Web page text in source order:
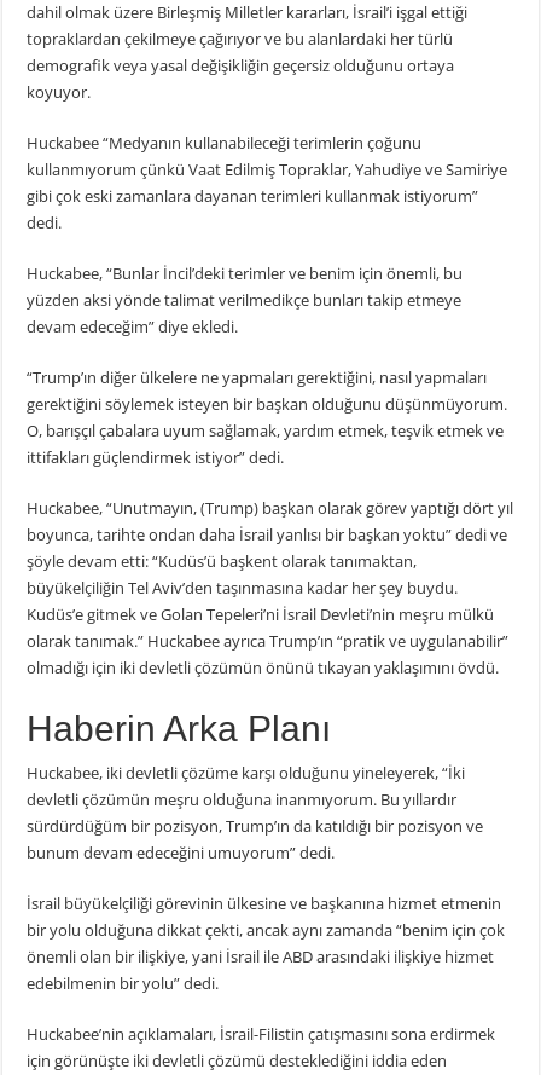
dahil olmak üzere Birleşmiş Milletler kararları, İsrail’i işgal ettiği
topraklardan çekilmeye çağırıyor ve bu alanlardaki her türlü
demografik veya yasal değişikliğin geçersiz olduğunu ortaya
koyuyor.
Huckabee “Medyanın kullanabileceği terimlerin çoğunu
kullanmıyorum çünkü Vaat Edilmiş Topraklar, Yahudiye ve Samiriye
gibi çok eski zamanlara dayanan terimleri kullanmak istiyorum”
dedi.
Huckabee, “Bunlar İncil’deki terimler ve benim için önemli, bu
yüzden aksi yönde talimat verilmedikçe bunları takip etmeye
devam edeceğim” diye ekledi.
“Trump’ın diğer ülkelere ne yapmaları gerektiğini, nasıl yapmaları
gerektiğini söylemek isteyen bir başkan olduğunu düşünmüyorum.
O, barışçıl çabalara uyum sağlamak, yardım etmek, teşvik etmek ve
ittifakları güçlendirmek istiyor” dedi.
Huckabee, “Unutmayın, (Trump) başkan olarak görev yaptığı dört yıl
boyunca, tarihte ondan daha İsrail yanlısı bir başkan yoktu” dedi ve
şöyle devam etti: “Kudüs’ü başkent olarak tanımaktan,
büyükelçiliğin Tel Aviv’den taşınmasına kadar her şey buydu.
Kudüs’e gitmek ve Golan Tepeleri’ni İsrail Devleti’nin meşru mülkü
olarak tanımak.” Huckabee ayrıca Trump’ın “pratik ve uygulanabilir”
olmadığı için iki devletli çözümün önünü tıkayan yaklaşımını övdü.
Haberin Arka Planı
Huckabee, iki devletli çözüme karşı olduğunu yineleyerek, “İki
devletli çözümün meşru olduğuna inanmıyorum. Bu yıllardır
sürdürdüğüm bir pozisyon, Trump’ın da katıldığı bir pozisyon ve
bunum devam edeceğini umuyorum” dedi.
İsrail büyükelçiliği görevinin ülkesine ve başkanına hizmet etmenin
bir yolu olduğuna dikkat çekti, ancak aynı zamanda “benim için çok
önemli olan bir ilişkiye, yani İsrail ile ABD arasındaki ilişkiye hizmet
edebilmenin bir yolu” dedi.
Huckabee’nin açıklamaları, İsrail-Filistin çatışmasını sona erdirmek
için görünüşte iki devletli çözümü desteklediğini iddia eden